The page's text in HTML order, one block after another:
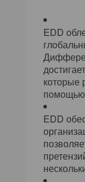
EDD
которые
EDD